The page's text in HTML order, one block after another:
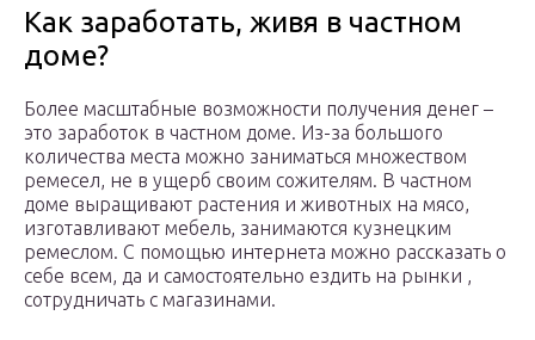
Как заработать, живя в частном
доме?
Более масштабные возможности получения денег –
это заработок в частном доме. Из-за большого
количества места можно заниматься множеством
ремесел, не в ущерб своим сожителям. В частном
доме выращивают растения и животных на мясо,
изготавливают мебель, занимаются кузнецким
ремеслом. С помощью интернета можно рассказать о
себе всем, да и самостоятельно ездить на рынки ,
сотрудничать с магазинами.